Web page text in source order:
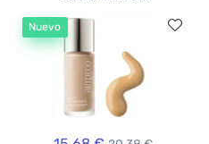
Nuevo